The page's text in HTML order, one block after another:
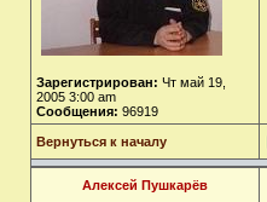
Зарегистрирован: Чт май 19,
2005 3:00 am
Сообщения: 96919
Вернуться к началу
Алексей Пушкарёв